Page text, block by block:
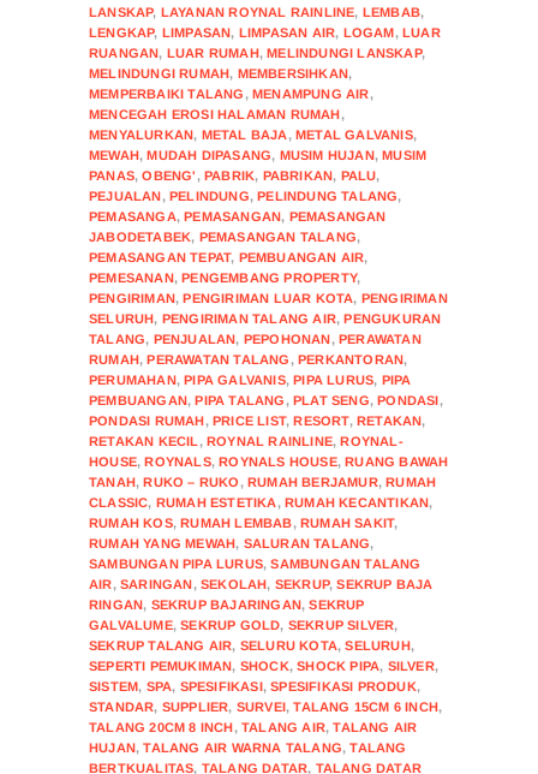
LANSKAP, LAYANAN ROYNAL RAINLINE, LEMBAB,
LENGKAP, LIMPASAN, LIMPASAN AIR, LOGAM,LUAR
RUANGAN, LUAR RUMAH,MELINDUNGI LANSKAP,
MELINDUNGI RUMAH, MEMBERSIHKAN,
MEMPERBAIKI TALANG ,MENAMPUNG AIR,
MENCEGAH EROSI HALAMAN RUMAH,
MENYALURKAN, METAL BAJA,METAL GALVANIS,
MEWAH,MUDAH DIPASANG, MUSIM HUJAN,MUSIM
PANAS,OBENG' ,PABRIK, PABRIKAN, PALU,
PEJUALAN,PELINDUNG,PELINDUNG TALANG,
PEMASANGA,PEMASANGAN, PEMASANGAN
JABODETABEK, PEMASANGAN TALANG,
PEMASANGAN TEPAT, PEMBUANGAN AIR,
PEMESANAN,PENGEMBANG PROPERTY,
PENGIRIMAN,PENGIRIMAN LUAR KOTA, PENGIRIMAN
SELURUH, PENGIRIMAN TALANG AIR,PENGUKURAN
TALANG, PENJUALAN, PEPOHONAN,PERAWATAN
RUMAH,PERAWATAN TALANG ,PERKANTORAN,
PERUMAHAN,PIPA GALVANIS,PIPA LURUS, PIPA
PEMBUANGAN,PIPA TALANG ,PLAT SENG,PONDASI,
PONDASI RUMAH,PRICE LIST,RESORT,RETAKAN,
RETAKAN KECIL ,ROYNAL RAINLINE,ROYNAL-
HOUSE,ROYNALS,ROYNALS HOUSE,RUANG BAWAH
TANAH,RUKO – RUKO ,RUMAH BERJAMUR,RUMAH
CLASSIC, RUMAH ESTETIKA,RUMAH KECANTIKAN,
RUMAH KOS,RUMAH LEMBAB,RUMAH SAKIT,
RUMAH YANG MEWAH, SALURAN TALANG,
SAMBUNGAN PIPA LURUS,SAMBUNGAN TALANG
AIR,SARINGAN,SEKOLAH, SEKRUP,SEKRUP BAJA
RINGAN, SEKRUP BAJARINGAN,SEKRUP
GALVALUME,SEKRUP GOLD, SEKRUP SILVER,
SEKRUP TALANG AIR, SELURU KOTA,SELURUH,
SEPERTI PEMUKIMAN, SHOCK,SHOCK PIPA, SILVER,
SISTEM, SPA, SPESIFIKASI,SPESIFIKASI PRODUK,
STANDAR, SUPPLIER, SURVEI,TALANG 15CM 6 INCH,
TALANG 20CM 8 INCH,TALANG AIR,TALANG AIR
HUJAN,TALANG AIR WARNA TALANG,TALANG
BERTKUALITAS, TALANG DATAR, TALANG DATAR